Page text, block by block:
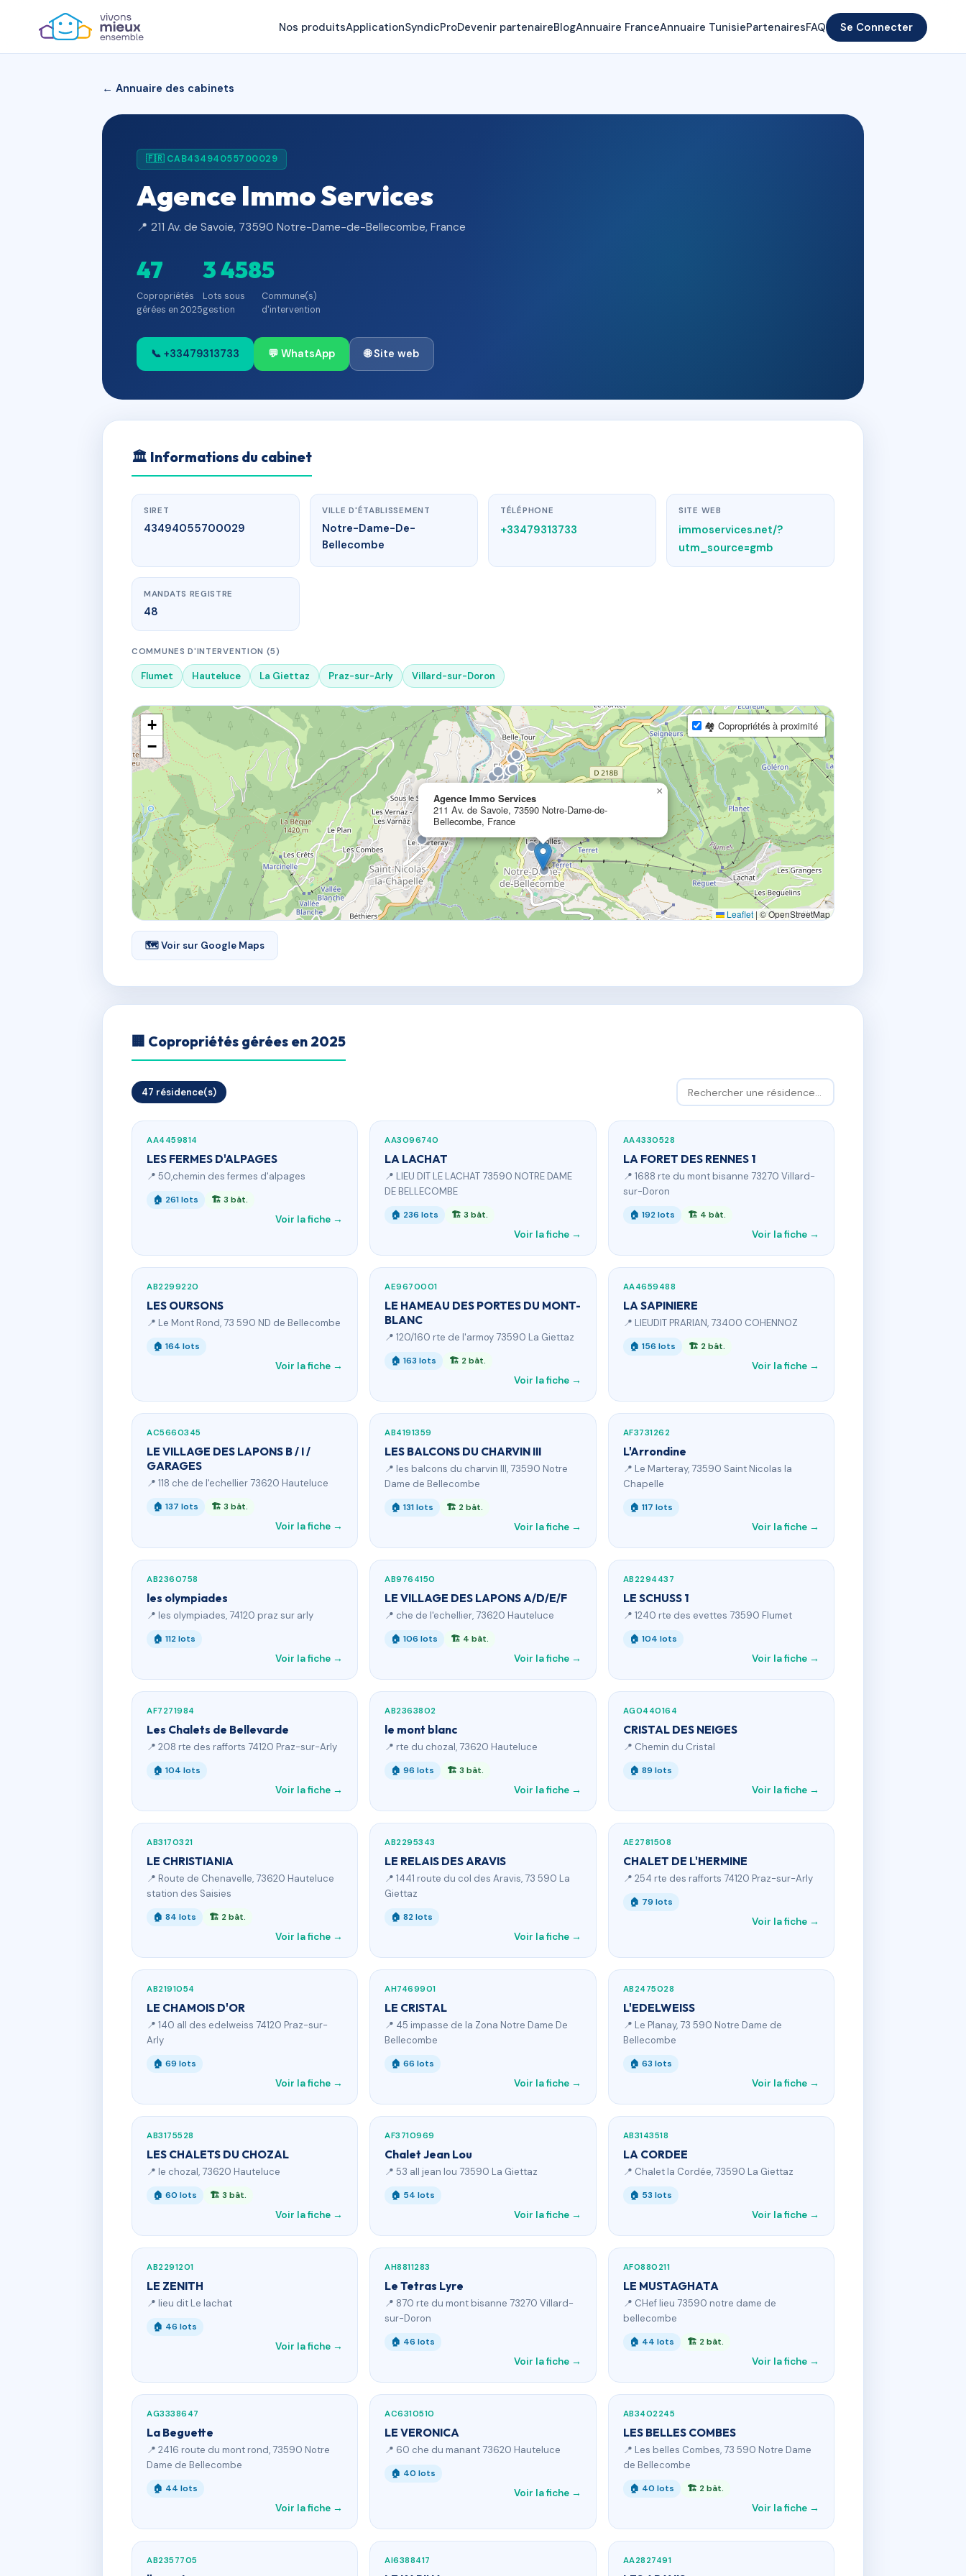
Nos produitsApplicationSyndicProDevenir partenaireBlogAnnuaire FranceAnnuaire TunisiePartenairesFAQ Se Connecter
← Annuaire des cabinets
🇫🇷 CAB43494055700029
Agence Immo Services
📍 211 Av. de Savoie, 73590 Notre-Dame-de-Bellecombe, France
47
Copropriétés
gérées en 2025
3 458
Lots sous
gestion
5
Commune(s)
d'intervention
📞 +33479313733 💬 WhatsApp 🌐 Site web
🏛 Informations du cabinet
SIRET
43494055700029
VILLE D'ÉTABLISSEMENT
Notre-Dame-De-
Bellecombe
TÉLÉPHONE
+33479313733
SITE WEB
immoservices.net/?
utm_source=gmb
MANDATS REGISTRE
48
COMMUNES D'INTERVENTION (5)
Flumet Hauteluce La Giettaz Praz-sur-Arly Villard-sur-Doron
Agence Immo Services
211 Av. de Savoie, 73590 Notre-Dame-de-
Bellecombe, France
×
+
−
🏘 Copropriétés à proximité
Leaflet | © OpenStreetMap
🗺 Voir sur Google Maps
🏢 Copropriétés gérées en 2025
47 résidence(s)
AA4459814
LES FERMES D'ALPAGES
📍 50,chemin des fermes d'alpages
🏠 261 lots 🏗 3 bât.
Voir la fiche →
AA3096740
LA LACHAT
📍 LIEU DIT LE LACHAT 73590 NOTRE DAME
DE BELLECOMBE
🏠 236 lots 🏗 3 bât.
Voir la fiche →
AA4330528
LA FORET DES RENNES 1
📍 1688 rte du mont bisanne 73270 Villard-
sur-Doron
🏠 192 lots 🏗 4 bât.
Voir la fiche →
AB2299220
LES OURSONS
📍 Le Mont Rond, 73 590 ND de Bellecombe
🏠 164 lots
Voir la fiche →
AE9670001
LE HAMEAU DES PORTES DU MONT-
BLANC
📍 120/160 rte de l'armoy 73590 La Giettaz
🏠 163 lots 🏗 2 bât.
Voir la fiche →
AA4659488
LA SAPINIERE
📍 LIEUDIT PRARIAN, 73400 COHENNOZ
🏠 156 lots 🏗 2 bât.
Voir la fiche →
AC5660345
LE VILLAGE DES LAPONS B / I /
GARAGES
📍 118 che de l'echellier 73620 Hauteluce
🏠 137 lots 🏗 3 bât.
Voir la fiche →
AB4191359
LES BALCONS DU CHARVIN III
📍 les balcons du charvin III, 73590 Notre
Dame de Bellecombe
🏠 131 lots 🏗 2 bât.
Voir la fiche →
AF3731262
L'Arrondine
📍 Le Marteray, 73590 Saint Nicolas la
Chapelle
🏠 117 lots
Voir la fiche →
AB2360758
les olympiades
📍 les olympiades, 74120 praz sur arly
🏠 112 lots
Voir la fiche →
AB9764150
LE VILLAGE DES LAPONS A/D/E/F
📍 che de l'echellier, 73620 Hauteluce
🏠 106 lots 🏗 4 bât.
Voir la fiche →
AB2294437
LE SCHUSS 1
📍 1240 rte des evettes 73590 Flumet
🏠 104 lots
Voir la fiche →
AF7271984
Les Chalets de Bellevarde
📍 208 rte des rafforts 74120 Praz-sur-Arly
🏠 104 lots
Voir la fiche →
AB2363802
le mont blanc
📍 rte du chozal, 73620 Hauteluce
🏠 96 lots 🏗 3 bât.
Voir la fiche →
AG0440164
CRISTAL DES NEIGES
📍 Chemin du Cristal
🏠 89 lots
Voir la fiche →
AB3170321
LE CHRISTIANIA
📍 Route de Chenavelle, 73620 Hauteluce
station des Saisies
🏠 84 lots 🏗 2 bât.
Voir la fiche →
AB2295343
LE RELAIS DES ARAVIS
📍 1441 route du col des Aravis, 73 590 La
Giettaz
🏠 82 lots
Voir la fiche →
AE2781508
CHALET DE L'HERMINE
📍 254 rte des rafforts 74120 Praz-sur-Arly
🏠 79 lots
Voir la fiche →
AB2191054
LE CHAMOIS D'OR
📍 140 all des edelweiss 74120 Praz-sur-
Arly
🏠 69 lots
Voir la fiche →
AH7469901
LE CRISTAL
📍 45 impasse de la Zona Notre Dame De
Bellecombe
🏠 66 lots
Voir la fiche →
AB2475028
L'EDELWEISS
📍 Le Planay, 73 590 Notre Dame de
Bellecombe
🏠 63 lots
Voir la fiche →
AB3175528
LES CHALETS DU CHOZAL
📍 le chozal, 73620 Hauteluce
🏠 60 lots 🏗 3 bât.
Voir la fiche →
AF3710969
Chalet Jean Lou
📍 53 all jean lou 73590 La Giettaz
🏠 54 lots
Voir la fiche →
AB3143518
LA CORDEE
📍 Chalet la Cordée, 73590 La Giettaz
🏠 53 lots
Voir la fiche →
AB2291201
LE ZENITH
📍 lieu dit Le lachat
🏠 46 lots
Voir la fiche →
AH8811283
Le Tetras Lyre
📍 870 rte du mont bisanne 73270 Villard-
sur-Doron
🏠 46 lots
Voir la fiche →
AF0880211
LE MUSTAGHATA
📍 CHef lieu 73590 notre dame de
bellecombe
🏠 44 lots 🏗 2 bât.
Voir la fiche →
AG3338647
La Beguette
📍 2416 route du mont rond, 73590 Notre
Dame de Bellecombe
🏠 44 lots
Voir la fiche →
AC6310510
LE VERONICA
📍 60 che du manant 73620 Hauteluce
🏠 40 lots
Voir la fiche →
AB3402245
LES BELLES COMBES
📍 Les belles Combes, 73 590 Notre Dame
de Bellecombe
🏠 40 lots 🏗 2 bât.
Voir la fiche →
AB2357705 AI6388417 AA2827491